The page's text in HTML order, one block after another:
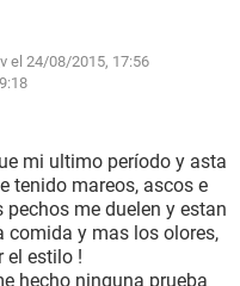
el 24/08/2015, 17:56
mi ultimo período y asta
tenido mareos, ascos e
me duelen y estan
comida y mas los olores,
el estilo !
hecho ninguna prueba